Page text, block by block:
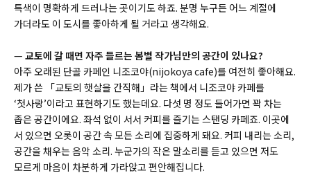
특색이 명확하게 드러나는 곳이기도 하죠. 분명 누구든 어느 계절에
가더라도 이 도시를 좋아하게 될 거라고 생각해요.
— 교토에 갈 때면 자주 들르는 봄별 작가님만의 공간이 있나요?
아주 오래된 단골 카페인 니조코야(nijokoya cafe)를 여전히 좋아해요.
제가 쓴 「교토의 햇살을 간직해」라는 책에서 니조코야 카페를
‘첫사랑’이라고 표현하기도 했는데요. 다섯 명 정도 들어가면 꽉 차는
좁은 공간이에요. 좌석 없이 서서 커피를 즐기는 스탠딩 카페죠. 이곳에
서 있으면 오롯이 공간 속 모든 소리에 집중하게 돼요. 커피 내리는 소리,
공간을 채우는 음악 소리. 누군가의 작은 말소리를 듣고 있으면 저도
모르게 마음이 차분하게 가라앉고 편안해집니다.